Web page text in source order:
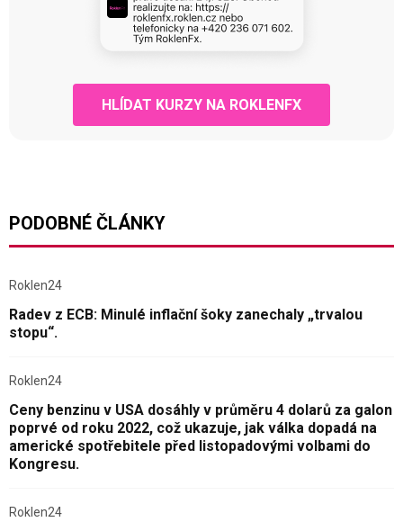
HLÍDAT KURZY NA ROKLENFX
PODOBNÉ ČLÁNKY
Roklen24
Radev z ECB: Minulé inflační šoky zanechaly „trvalou
stopu“.
Roklen24
Ceny benzinu v USA dosáhly v průměru 4 dolarů za galon
poprvé od roku 2022, což ukazuje, jak válka dopadá na
americké spotřebitele před listopadovými volbami do
Kongresu.
Roklen24